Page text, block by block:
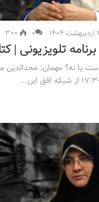
۰ 300
تلویزیونی |
یا نه؟ مهمان: مجدالدین